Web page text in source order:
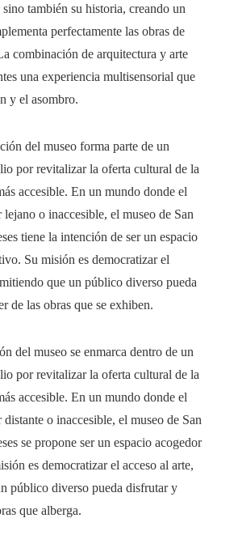
también su historia, creando un
perfectamente las obras de
combinación de arquitectura y arte
una experiencia multisensorial que
y el asombro.
del museo forma parte de un
por revitalizar la oferta cultural de la
accesible. En un mundo donde el
lejano o inaccesible, el museo de San
tiene la intención de ser un espacio
Su misión es democratizar el
que un público diverso pueda
de las obras que se exhiben.
del museo se enmarca dentro de un
por revitalizar la oferta cultural de la
accesible. En un mundo donde el
distante o inaccesible, el museo de San
se propone ser un espacio acogedor
es democratizar el acceso al arte,
público diverso pueda disfrutar y
que alberga.